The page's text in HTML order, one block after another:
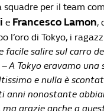
squadre per il team
e Francesco Lamon,
l’oro di Tokyo, i
facile salire sul carro
A Tokyo eravamo
e nulla è
anni nonostante
grazie anche a